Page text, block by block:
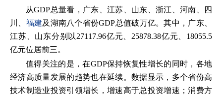
从GDP总量看，广东、江苏、山东、浙江、河南、四
川、 福建及湖南八个省份GDP总值破万亿。其中，广东、
江苏、山东分别以27117.96亿元、25878.38亿元、18055.5
亿元位居前三。
值得关注的是，在GDP保持恢复性增长的同时，各地
经济高质量发展的趋势也在延续。数据显示，多个省份高
技术制造业投资引领增长，增速高于总投资增速；消费方